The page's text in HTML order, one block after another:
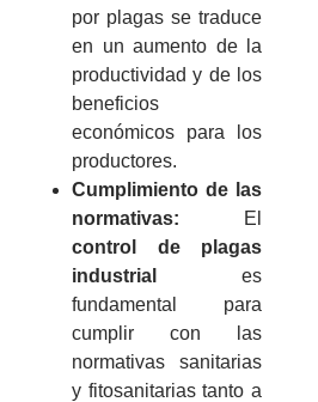
por plagas se traduce
en un aumento de la
productividad y de los
beneficios
económicos para los
productores.
Cumplimiento de las
normativas: El
control de plagas
industrial
es
fundamental para
cumplir con las
normativas sanitarias
y fitosanitarias tanto a